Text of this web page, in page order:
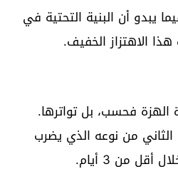
يبدو أن البنية التحتية في
هذا الاهتزاز الخفيف.
الهزة فحسب، بل تواترها.
الثاني من نوعه الذي يضرب
من 3 أيام.